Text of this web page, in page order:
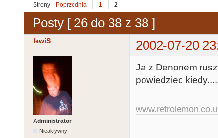
Strony Poprzednia 1 2
Posty [ 26 do 38 z 38 ]
lewiS 2002-07-20
Administrator
Nieaktywny
Ja z Denonem
powiedziec